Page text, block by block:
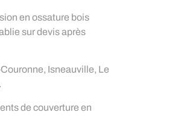
en ossature bois
sur devis après
Isneauville, Le
de couverture en